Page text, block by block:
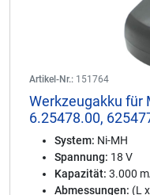
Artikel-Nr.: 151764
Werkzeugakku für
6.25478.00,
System: Ni-MH
Spannung: 18 V
Kapazität: 3.000
Abmessungen: (L